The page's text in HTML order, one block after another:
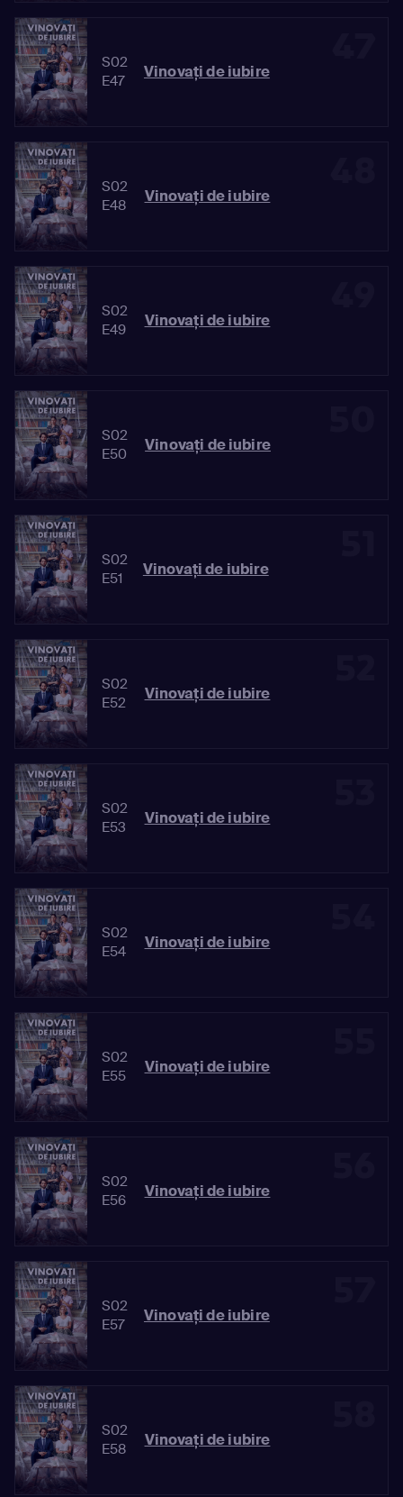
S02
E47
Vinovaţi de iubire
S02
E48
Vinovaţi de iubire
S02
E49
Vinovaţi de iubire
S02
E50
Vinovaţi de iubire
S02
E51
Vinovaţi de iubire
S02
E52
Vinovaţi de iubire
S02
E53
Vinovaţi de iubire
S02
E54
Vinovaţi de iubire
S02
E55
Vinovaţi de iubire
S02
E56
Vinovaţi de iubire
S02
E57
Vinovaţi de iubire
S02
E58
Vinovaţi de iubire